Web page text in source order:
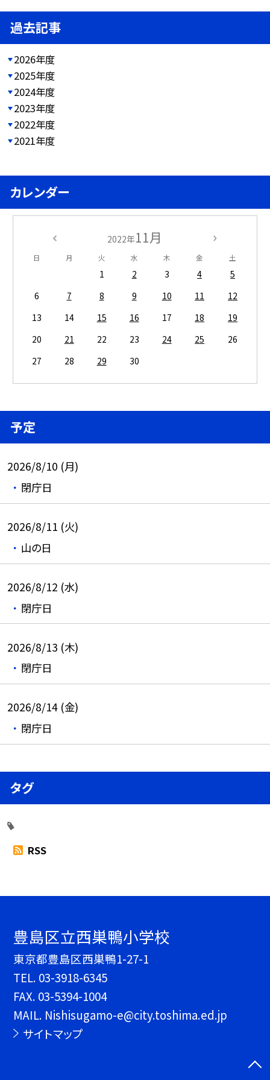
過去記事
2026年度
2025年度
2024年度
2023年度
2022年度
2021年度
カレンダー
2022年11月
日 月 火 水 木 金 土
1 2 3 4
5
6
7 8 9 10 11
12
13
14 15 16 17 18
19
20
21 22 23 24 25
26
27
28 29 30
予定
2026/8/10 (月)
閉庁日
2026/8/11 (火)
山の日
2026/8/12 (水)
閉庁日
2026/8/13 (木)
閉庁日
2026/8/14 (金)
閉庁日
タグ
RSS
豊島区立西巣鴨小学校
東京都豊島区西巣鴨1-27-1
TEL. 03-3918-6345
FAX. 03-5394-1004
MAIL. Nishisugamo-e@city.toshima.ed.jp
サイトマップ